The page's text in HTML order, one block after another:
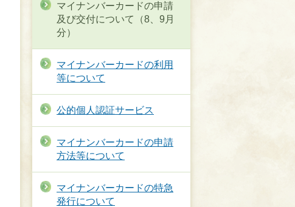
マイナンバーカードの申請
及び交付について（8、9月
分）
マイナンバーカードの利用
等について
公的個人認証サービス
マイナンバーカードの申請
方法等について
マイナンバーカードの特急
発行について